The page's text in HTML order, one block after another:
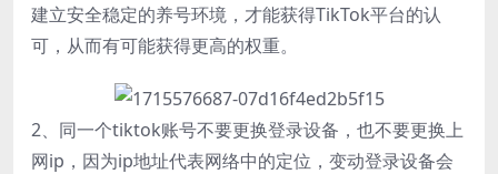
建立安全稳定的养号环境，才能获得TikTok平台的认
可，从而有可能获得更高的权重。
2、同一个tiktok账号不要更换登录设备，也不要更换上
网ip，因为ip地址代表网络中的定位，变动登录设备会